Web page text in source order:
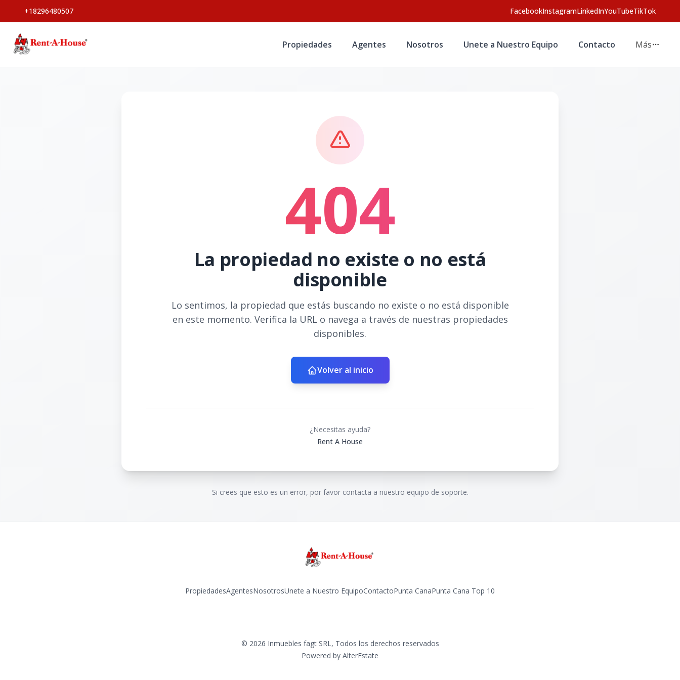
+18296480507 FacebookInstagramLinkedInYouTubeTikTok
Propiedades Agentes Nosotros Unete a Nuestro Equipo Contacto Más
404
La propiedad no existe o no está
disponible
Lo sentimos, la propiedad que estás buscando no existe o no está disponible
en este momento. Verifica la URL o navega a través de nuestras propiedades
disponibles.
Volver al inicio
¿Necesitas ayuda?
Rent A House
Si crees que esto es un error, por favor contacta a nuestro equipo de soporte.
PropiedadesAgentesNosotrosUnete a Nuestro EquipoContactoPunta CanaPunta Cana Top 10
© 2026 Inmuebles fagt SRL, Todos los derechos reservados
Powered by AlterEstate